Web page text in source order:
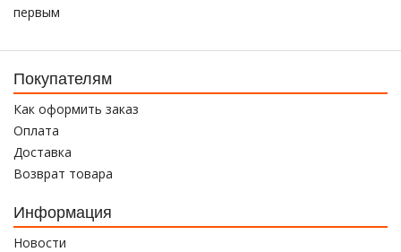
первым
Покупателям
Как оформить заказ
Оплата
Доставка
Возврат товара
Информация
Новости